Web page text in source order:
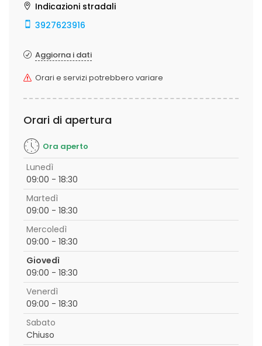
Indicazioni stradali
3927623916
Aggiorna i dati
Orari e servizi potrebbero variare
Orari di apertura
Ora aperto
Lunedì
09:00 - 18:30
Martedì
09:00 - 18:30
Mercoledì
09:00 - 18:30
Giovedì
09:00 - 18:30
Venerdì
09:00 - 18:30
Sabato
Chiuso